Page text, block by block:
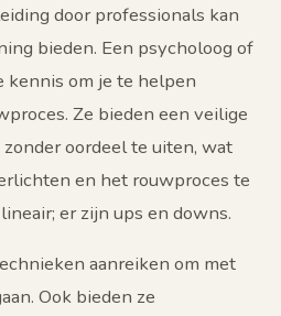
door professionals kan
bieden. Een psycholoog of
om je te helpen
Ze bieden een veilige
oordeel te uiten, wat
en het rouwproces te
er zijn ups en downs.
aanreiken om met
Ook bieden ze